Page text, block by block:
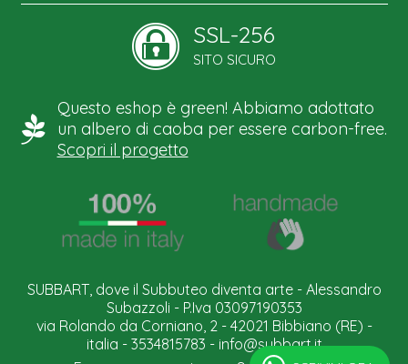
SSL-256
SITO SICURO
Questo eshop è green! Abbiamo adottato
un albero di caoba per essere carbon-free.
Scopri il progetto
SUBBART, dove il Subbuteo diventa arte - Alessandro
Subazzoli - P.Iva 03097190353
via Rolando da Corniano, 2 - 42021 Bibbiano (RE) -
italia - 3534815783 - info@subbart.it